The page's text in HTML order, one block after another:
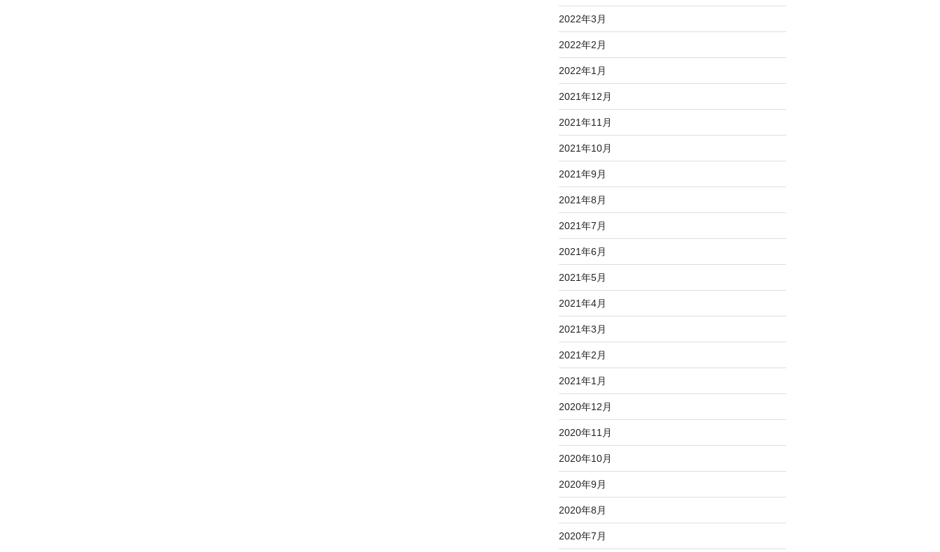
2022年3月
2022年2月
2022年1月
2021年12月
2021年11月
2021年10月
2021年9月
2021年8月
2021年7月
2021年6月
2021年5月
2021年4月
2021年3月
2021年2月
2021年1月
2020年12月
2020年11月
2020年10月
2020年9月
2020年8月
2020年7月